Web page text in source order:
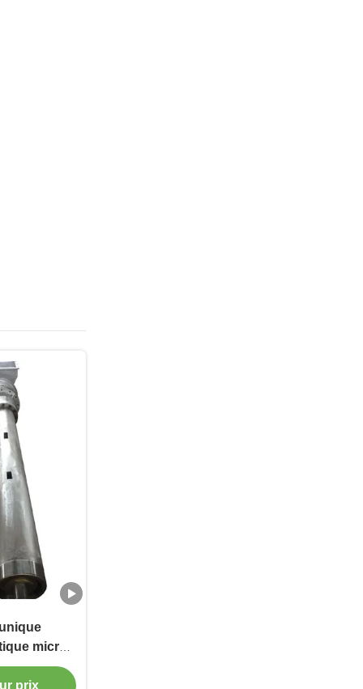
micro-
à vis
adapté à
prix